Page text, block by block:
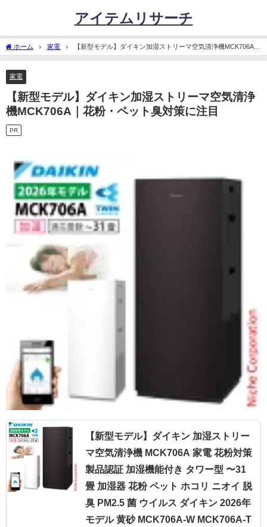
アイテムリサーチ
ホーム 家電
【新型モデル】ダイキン加湿ストリーマ空気清浄機MCK706A｜
花粉・ペット臭対策に注目
家電
【新型モデル】ダイキン加湿ストリーマ空気清浄
機MCK706A｜花粉・ペット臭対策に注目
PR
【新型モデル】ダイキン 加湿ストリー
マ空気清浄機 MCK706A 家電 花粉対策
製品認証 加湿機能付き タワー型 〜31
畳 加湿器 花粉 ペット ホコリ ニオイ 脱
臭 PM2.5 菌 ウイルス ダイキン 2026年
モデル 黄砂 MCK706A-W MCK706A-T